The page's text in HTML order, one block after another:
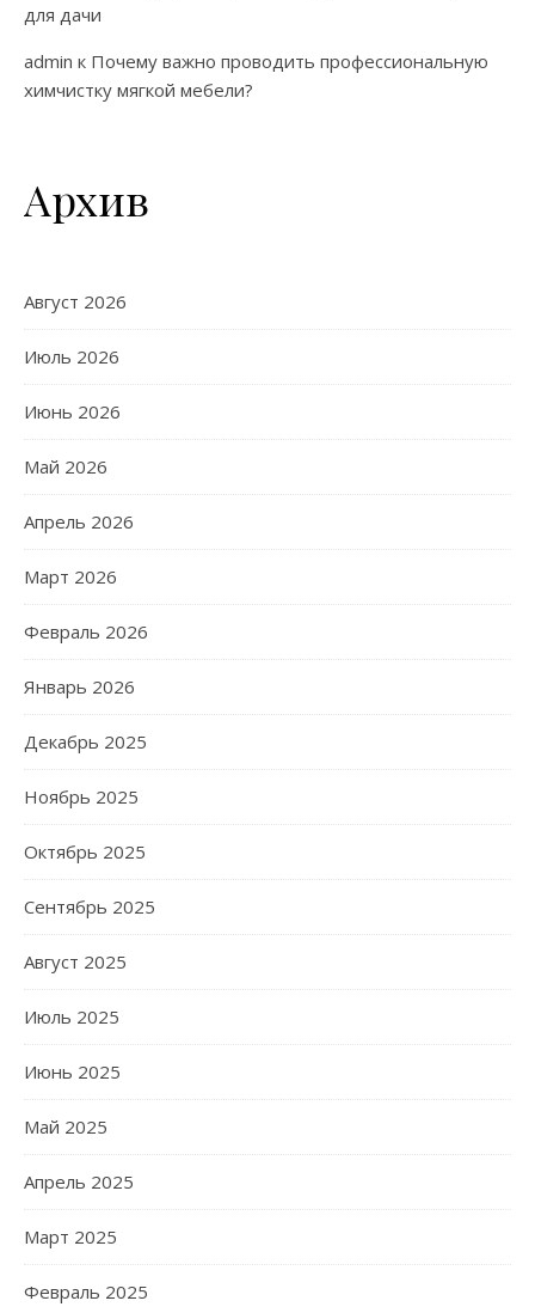
для дачи
admin к Почему важно проводить профессиональную
химчистку мягкой мебели?
Архив
Август 2026
Июль 2026
Июнь 2026
Май 2026
Апрель 2026
Март 2026
Февраль 2026
Январь 2026
Декабрь 2025
Ноябрь 2025
Октябрь 2025
Сентябрь 2025
Август 2025
Июль 2025
Июнь 2025
Май 2025
Апрель 2025
Март 2025
Февраль 2025